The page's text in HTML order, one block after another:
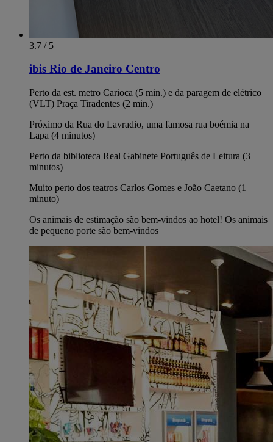
3.7 / 5
ibis Rio de Janeiro Centro
Perto da est. metro Carioca (5 min.) e da paragem de elétrico
(VLT) Praça Tiradentes (2 min.)
Próximo da Rua do Lavradio, uma famosa rua boémia na
Lapa (4 minutos)
Perto da biblioteca Real Gabinete Português de Leitura (3
minutos)
Muito perto dos teatros Carlos Gomes e João Caetano (1
minuto)
Os animais de estimação são bem-vindos ao hotel! Os animais
de pequeno porte são bem-vindos